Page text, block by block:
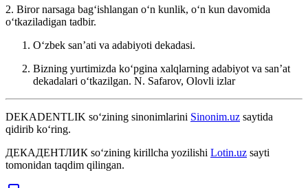
2. Biror narsaga bagʻishlangan oʻn kunlik, oʻn kun davomida
oʻtkaziladigan tadbir.
Oʻzbek sanʼati va adabiyoti dekadasi.
Bizning yurtimizda koʻpgina xalqlarning adabiyot va sanʼat
dekadalari oʻtkazilgan. N. Safarov, Olovli izlar
DEKADENTLIK so‘zining sinonimlarini Sinonim.uz saytida
qidirib ko‘ring.
ДЕКАДЕНТЛИК so‘zining kirillcha yozilishi Lotin.uz sayti
tomonidan taqdim qilingan.